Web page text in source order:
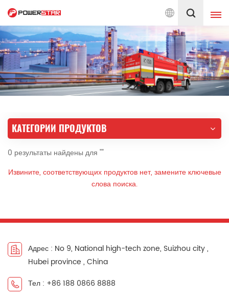
услуги по пожарным автомобилям с 1990 года Русский
English français
Deutsch русский
português
العربية
한국의 Türkçe
Tiếng Việt Indonesia
中文 қазақ
КАТЕГОРИИ ПРОДУКТОВ
0 результаты найдены для ""
Извините, соответствующих продуктов нет, замените ключевые
слова поиска.
Адрес : No 9, National high-tech zone, Suizhou city ,
Hubei province , China
Тел : +86 188 0866 8888